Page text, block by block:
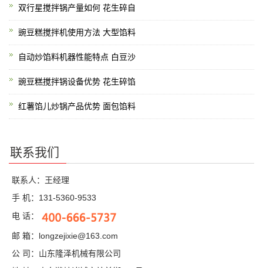
双行星搅拌锅产量如何 花生碎自
豌豆糕搅拌机使用方法 大型馅料
自动炒馅料机器性能特点 白豆沙
豌豆糕搅拌锅设备优势 花生碎馅
红薯馅儿炒锅产品优势 面包馅料
联系我们
联系人：王经理
手 机：131-5360-9533
电 话：
邮 箱：longzejixie@163.com
公 司：山东隆泽机械有限公司